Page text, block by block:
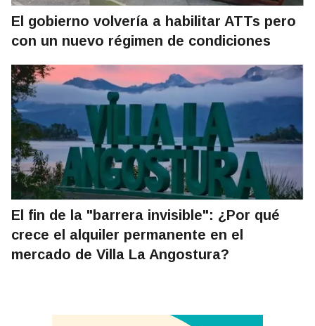
El gobierno volvería a habilitar ATTs pero
con un nuevo régimen de condiciones
El fin de la "barrera invisible": ¿Por qué
crece el alquiler permanente en el
mercado de Villa La Angostura?